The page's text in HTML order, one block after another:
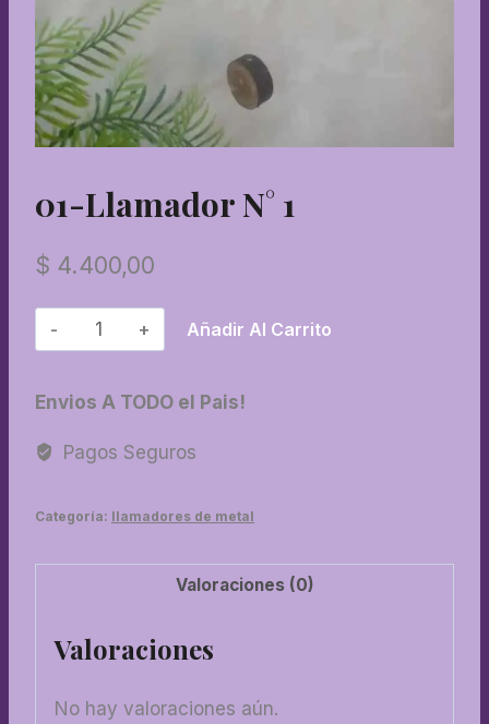
01-Llamador N° 1
$ 4.400,00
01-
Llamador
1
Añadir Al Carrito
Envios A TODO el Pais!
Pagos Seguros
Categoría: llamadores de metal
Valoraciones (0)
Valoraciones
No hay valoraciones aún.